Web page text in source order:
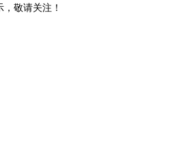
敬请关注！